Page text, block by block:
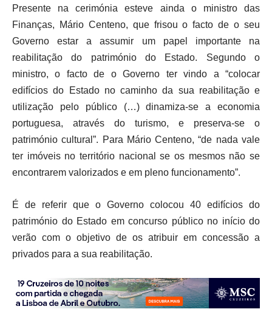
Presente na cerimónia esteve ainda o ministro das
Finanças, Mário Centeno, que frisou o facto de o seu
Governo estar a assumir um papel importante na
reabilitação do património do Estado. Segundo o
ministro, o facto de o Governo ter vindo a “colocar
edifícios do Estado no caminho da sua reabilitação e
utilização pelo público (…) dinamiza-se a economia
portuguesa, através do turismo, e preserva-se o
património cultural”. Para Mário Centeno, “de nada vale
ter imóveis no território nacional se os mesmos não se
encontrarem valorizados e em pleno funcionamento”.
É de referir que o Governo colocou 40 edifícios do
património do Estado em concurso público no início do
verão com o objetivo de os atribuir em concessão a
privados para a sua reabilitação.